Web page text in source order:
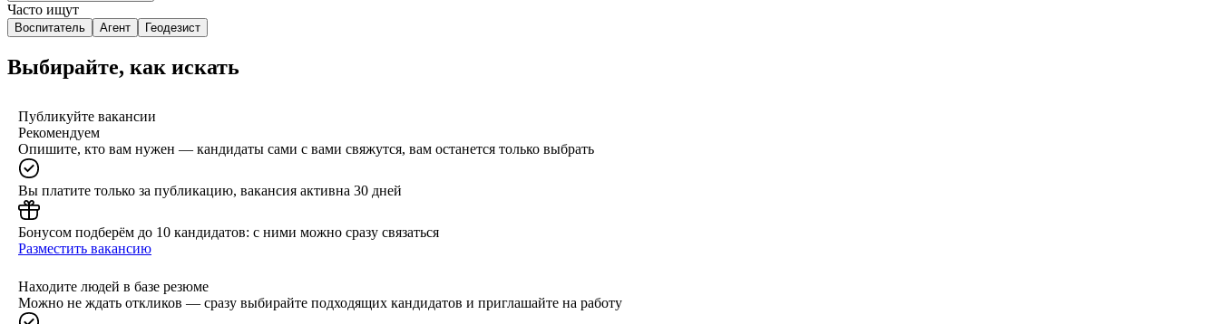
Часто ищут
Воспитатель Агент Геодезист
Выбирайте, как искать
Публикуйте вакансии
Рекомендуем
Опишите, кто вам нужен — кандидаты сами с вами свяжутся, вам останется только выбрать
Вы платите только за публикацию, вакансия активна 30 дней
Бонусом подберём до 10 кандидатов: с ними можно сразу связаться
Разместить вакансию
Находите людей в базе резюме
Можно не ждать откликов — сразу выбирайте подходящих кандидатов и приглашайте на работу